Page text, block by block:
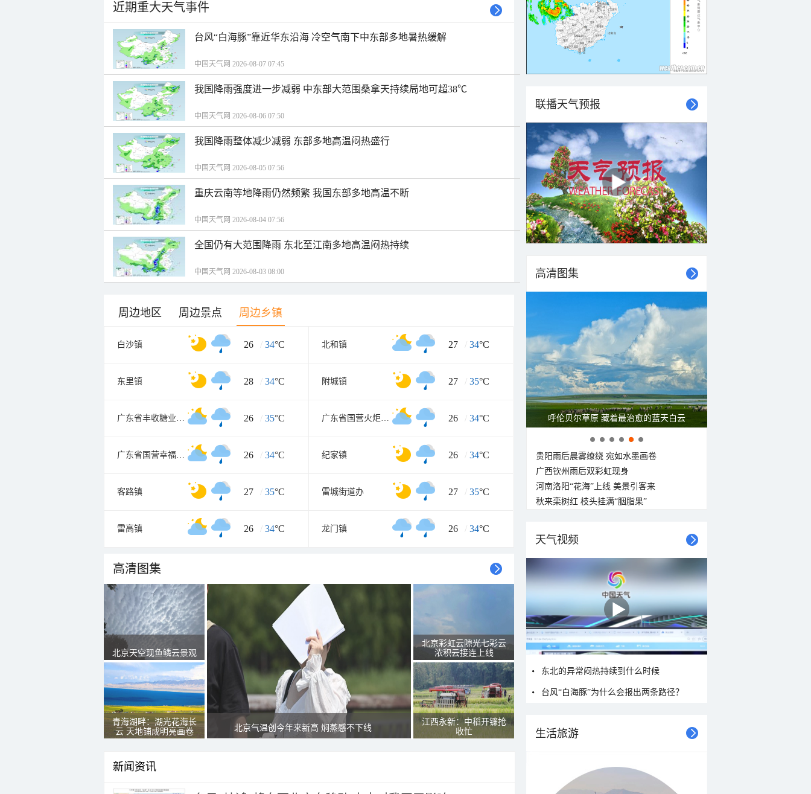
近期重大天气事件
台风“白海豚”靠近华东沿海 冷空气南下中东部多地暑热缓解
中国天气网 2026-08-07 07:45
我国降雨强度进一步减弱 中东部大范围桑拿天持续局地可超38℃
中国天气网 2026-08-06 07:50
我国降雨整体减少减弱 东部多地高温闷热盛行
中国天气网 2026-08-05 07:56
重庆云南等地降雨仍然频繁 我国东部多地高温不断
中国天气网 2026-08-04 07:56
全国仍有大范围降雨 东北至江南多地高温闷热持续
中国天气网 2026-08-03 08:00
周边地区 周边景点 周边乡镇
白沙镇 26 / 34°C 北和镇 27 / 34°C
东里镇 28 / 34°C 附城镇 27 / 35°C
广东省丰收糖业发展有限公司 26 / 35°C 广东省国营火炬农场 26 / 34°C
广东省国营幸福农场 26 / 34°C 纪家镇 26 / 34°C
客路镇 27 / 35°C 雷城街道办 27 / 35°C
雷高镇 26 / 34°C 龙门镇 26 / 34°C
高清图集
北京天空现鱼鳞云景观
青海湖畔：湖光花海长
云 天地铺成明亮画卷
北京气温创今年来新高 焖蒸感不下线
北京彩虹云隙光七彩云
浓积云接连上线
江西永新：中稻开镰抢
收忙
新闻资讯
联播天气预报
高清图集
呼伦贝尔草原 藏着最治愈的蓝天白云
贵阳雨后晨雾缭绕 宛如水墨画卷
广西钦州雨后双彩虹现身
河南洛阳“花海”上线 美景引客来
秋来栾树红 枝头挂满“胭脂果”
天气视频
东北的异常闷热持续到什么时候
台风“白海豚”为什么会报出两条路径？
生活旅游